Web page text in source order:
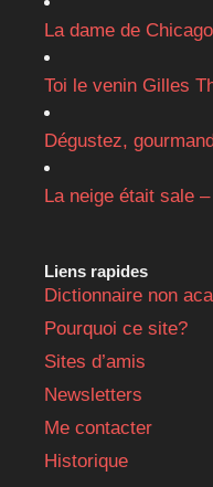
La dame de
Toi le venin Gilles
Dégustez,
La neige était sale
Liens rapides
Dictionnaire non
Pourquoi ce site?
Sites d’amis
Newsletters
Me contacter
Historique